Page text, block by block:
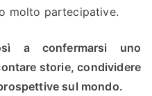
molto partecipative.
a confermarsi uno
storie, condividere
sul mondo.